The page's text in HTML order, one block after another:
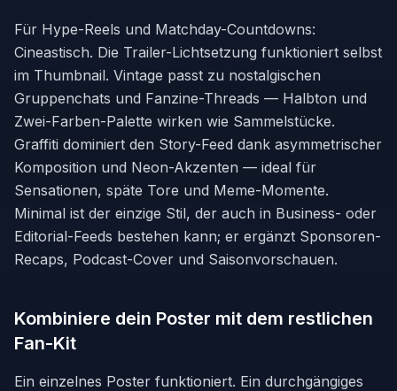
Für Hype-Reels und Matchday-Countdowns:
Cineastisch. Die Trailer-Lichtsetzung funktioniert selbst
im Thumbnail. Vintage passt zu nostalgischen
Gruppenchats und Fanzine-Threads — Halbton und
Zwei-Farben-Palette wirken wie Sammelstücke.
Graffiti dominiert den Story-Feed dank asymmetrischer
Komposition und Neon-Akzenten — ideal für
Sensationen, späte Tore und Meme-Momente.
Minimal ist der einzige Stil, der auch in Business- oder
Editorial-Feeds bestehen kann; er ergänzt Sponsoren-
Recaps, Podcast-Cover und Saisonvorschauen.
Kombiniere dein Poster mit dem restlichen
Fan-Kit
Ein einzelnes Poster funktioniert. Ein durchgängiges